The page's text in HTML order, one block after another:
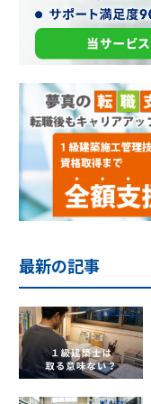
最新の記事